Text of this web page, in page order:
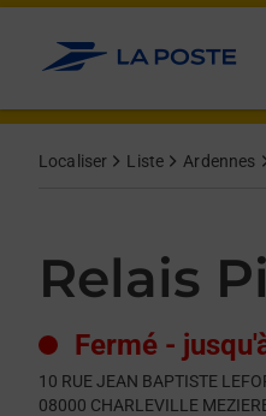
Allez au contenu
Localiser Liste Ardennes
Relais
Fermé -
10 RUE JEAN BAPTISTE
08000 CHARLEVILLE
Day of the WeekHours
Get directions to Relais Pickup
lien s'ouvre dans un nouvel